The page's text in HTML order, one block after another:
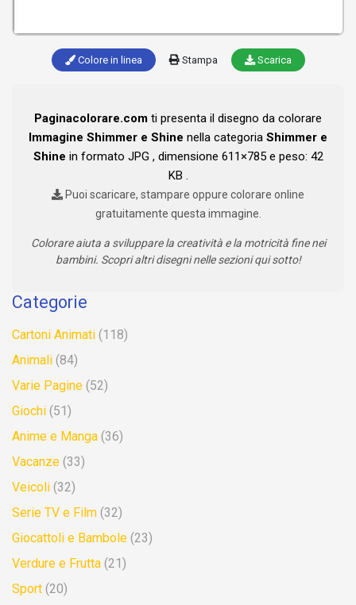
Colore in linea Stampa Scarica
Paginacolorare.com ti presenta il disegno da colorare
Immagine Shimmer e Shine nella categoria Shimmer e
Shine in formato JPG , dimensione 611×785 e peso: 42
KB .
Puoi scaricare, stampare oppure colorare online
gratuitamente questa immagine.
Colorare aiuta a sviluppare la creatività e la motricità fine nei
bambini. Scopri altri disegni nelle sezioni qui sotto!
Categorie
Cartoni Animati (118)
Animali (84)
Varie Pagine (52)
Giochi (51)
Anime e Manga (36)
Vacanze (33)
Veicoli (32)
Serie TV e Film (32)
Giocattoli e Bambole (23)
Verdure e Frutta (21)
Sport (20)